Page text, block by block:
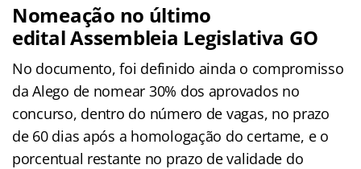
Nomeação no último
editalAssembleia Legislativa GO
No documento, foi definido ainda o compromisso
da Alego de nomear 30% dos aprovados no
concurso, dentro do número de vagas, no prazo
de 60 dias após a homologação do certame, e o
porcentual restante no prazo de validade do